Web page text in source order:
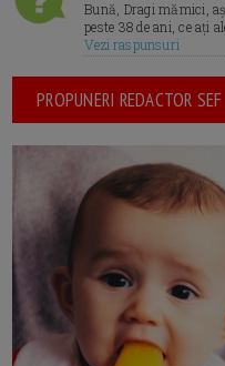
Bună, Dragi mămici,
peste 38 de ani, ce ați
Vezi raspunsuri
PROPUNERI REDACTOR SEF